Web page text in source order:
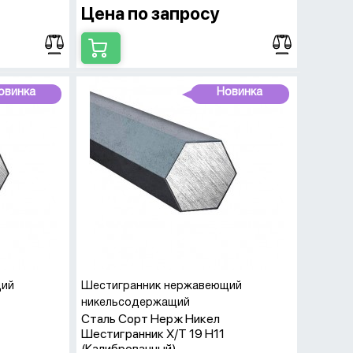
применяют в производстве станков,
и легированной стали
устойчивость. При производстве
Цена по запросу
Новинка
Шестигранник нержавеющий
никельсодержащий
Сталь Сорт Нерж Никел
Шестигранник Х/т 19 H11
(Калиброванный)